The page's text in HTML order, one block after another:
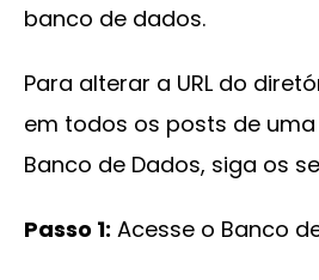
banco de dados.
Para alterar a URL do
em todos os posts de uma
Banco de Dados, siga os
Passo 1: Acesse o Banco